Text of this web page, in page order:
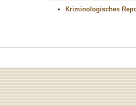
Kriminologisches